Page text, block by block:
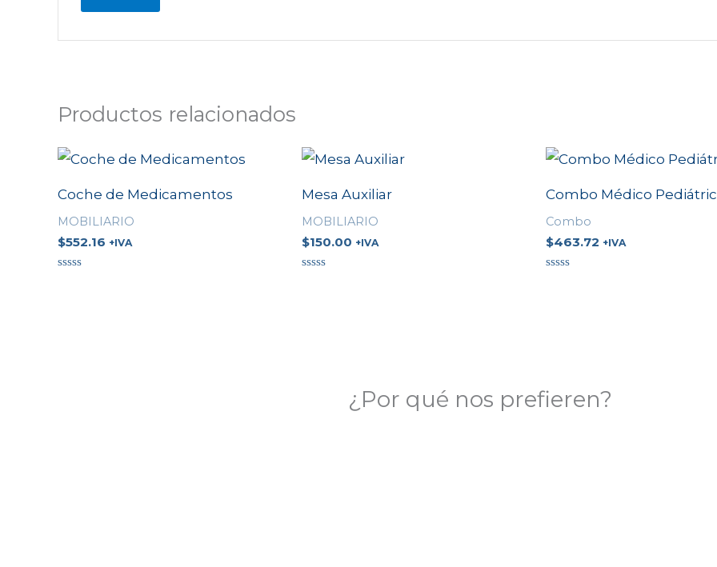
Productos relacionados
Coche de Medicamentos
MOBILIARIO
$552.16 +IVA
Mesa Auxiliar
MOBILIARIO
$150.00 +IVA
Combo Médico
Combo
$463.72 +IVA
¿Por qué nos prefieren?